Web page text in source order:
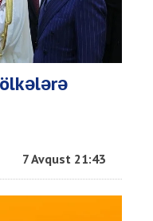
7 Avqust 21:43